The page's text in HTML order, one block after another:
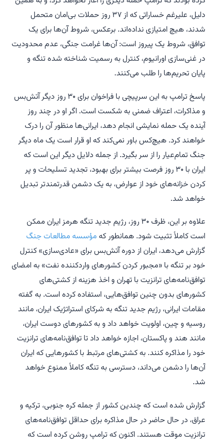
دلیل، علیرغم خساراتی که از ۳۷ روز حملات بی‌امان متحمل
شدند، هیچ امتیازی نداده‌اند. برعکس، شروط آن‌ها برای یک
توافق، شروط یک پیروز است: آن‌ها غرامت جنگی، عدم محدودیت
در غنی‌سازی اورانیوم، کنترل به رسمیت شناخته شده تنگه و
پایان تحریم‌ها را طلب می‌کنند.
پاسخ ترامپ به این سرپیچی با فراخوان برای ۳۰ روز دیگر آتش‌بس
و مذاکرات، اعتراف ضمنی به شکست است. اگر او در چند روز
آینده یک حمله نمایشی انجام دهد، ایرانی‌ها منظور آن را درک
خواهند کرد. هیچ‌کس باور نمی‌کند که او قرار است یک ماه دیگر
جنگ تمام‌عیار را از سر بگیرد. از جمله دلایل دیگر این است که
ایران با ۳۰ روز فرصت بیشتر برای بهبود، تجدید تسلیحات و پر
کردن خزانه‌های خود از عوارض، به یک دشمن قدرتمندتر تبدیل
خواهد شد.
علاوه بر این، ظرف ۳۰ روز، رژیم جدید تنگه هرمز ایران ممکن
است کاملاً تثبیت شود. همانطور که مؤسسه مطالعات جنگ
گزارش می‌دهد، ایران از دوره آتش‌بس برای «عادی‌سازی» کنترل
خود بر تنگه با «مجبور کردن کشورهای واردکننده نفت» به امضای
توافق‌نامه‌های ترانزیت با تهران و اخذ هزینه از کشتی‌های
کشورهای بدون چنین توافق‌هایی، استفاده کرده است. به گفته
مقامات ایرانی، رژیم جدید تنگه به شرکای استراتژیک ایران، مانند
روسیه و چین، اولویت خواهد داد و به کشورهای دوست ایران،
مانند هند و پاکستان، اجازه خواهد داد تا توافق‌نامه‌های ترانزیت
خود را مذاکره کنند. به کشتی‌های مرتبط با کشورهایی که ایران
آن‌ها را دشمن می‌داند، دسترسی به تنگه کاملاً ممنوع خواهد
شد.
گزارش شده است که چندین کشور از جمله کره جنوبی، ترکیه و
عراق، در حال حاضر در حال مذاکره برای حداقل توافق‌نامه‌های
ترانزیت موقت هستند. اکنون که ترامپ روشن کرده است که